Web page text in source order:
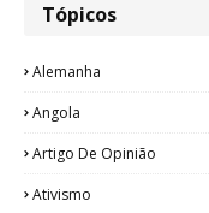
Tópicos
Alemanha
Angola
Artigo De Opinião
Ativismo